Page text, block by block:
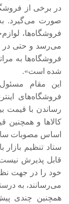
در برخی از
صورت می‌گیرد.
فروشگاه‌ها،
می‌رسد و حتی در
فروشگاه‌ها به
شده است».
این مقام
فروشگاه‌های
رساندن با قیمت
کالاها و همچنین
اساس مصوبات
ستاد تنظیم بازار
قابل پذیرش
خود را در جهت
می‌رسانند، به
همچنین چندی